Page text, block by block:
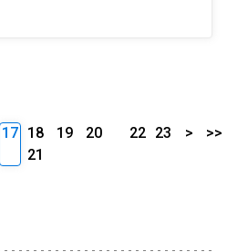
17 18 19
20
21
22 23 > >>